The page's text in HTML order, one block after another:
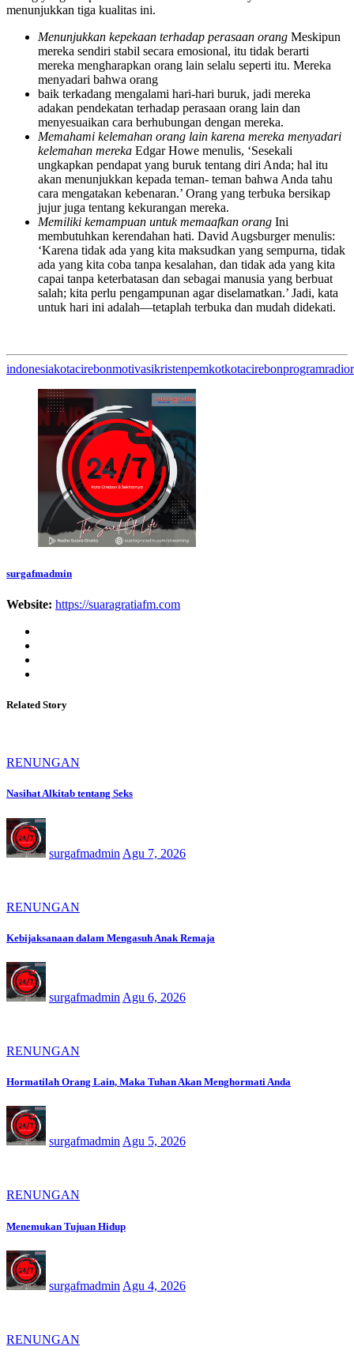
menunjukkan tiga kualitas ini.
Menunjukkan kepekaan terhadap perasaan orang Meskipun
mereka sendiri stabil secara emosional, itu tidak berarti
mereka mengharapkan orang lain selalu seperti itu. Mereka
menyadari bahwa orang
baik terkadang mengalami hari-hari buruk, jadi mereka
adakan pendekatan terhadap perasaan orang lain dan
menyesuaikan cara berhubungan dengan mereka.
Memahami kelemahan orang lain karena mereka menyadari
kelemahan mereka Edgar Howe menulis, ‘Sesekali
ungkapkan pendapat yang buruk tentang diri Anda; hal itu
akan menunjukkan kepada teman- teman bahwa Anda tahu
cara mengatakan kebenaran.’ Orang yang terbuka bersikap
jujur juga tentang kekurangan mereka.
Memiliki kemampuan untuk memaafkan orang Ini
membutuhkan kerendahan hati. David Augsburger menulis:
‘Karena tidak ada yang kita maksudkan yang sempurna, tidak
ada yang kita coba tanpa kesalahan, dan tidak ada yang kita
capai tanpa keterbatasan dan sebagai manusia yang berbuat
salah; kita perlu pengampunan agar diselamatkan.’ Jadi, kata
untuk hari ini adalah—tetaplah terbuka dan mudah didekati.
indonesiakotacirebonmotivasikristenpemkotkotacirebonprogramradio
surgafmadmin
Website: https://suaragratiafm.com
Related Story
RENUNGAN
Nasihat Alkitab tentang Seks
surgafmadmin Agu 7, 2026
RENUNGAN
Kebijaksanaan dalam Mengasuh Anak Remaja
surgafmadmin Agu 6, 2026
RENUNGAN
Hormatilah Orang Lain, Maka Tuhan Akan Menghormati Anda
surgafmadmin Agu 5, 2026
RENUNGAN
Menemukan Tujuan Hidup
surgafmadmin Agu 4, 2026
RENUNGAN